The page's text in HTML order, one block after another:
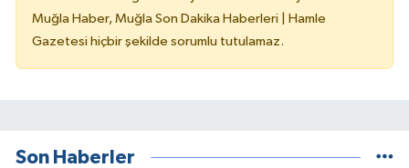
Muğla Haber, Muğla Son Dakika Haberleri | Hamle
Gazetesi hiçbir şekilde sorumlu tutulamaz.
Son Haberler